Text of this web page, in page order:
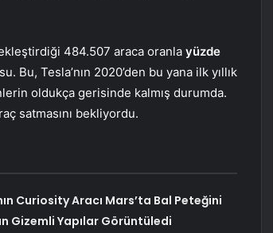
484.507 araca oranla yüzde
Bu, Tesla’nın 2020’den bu yana ilk yıllık
oldukça gerisinde kalmış durumda.
satmasını bekliyordu.
Curiosity Aracı Mars’ta Bal Peteğini
Gizemli Yapılar Görüntüledi